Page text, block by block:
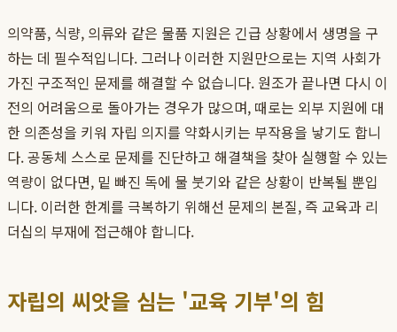
의약품, 식량, 의류와 같은 물품 지원은 긴급 상황에서 생명을 구
하는 데 필수적입니다. 그러나 이러한 지원만으로는 지역 사회가
가진 구조적인 문제를 해결할 수 없습니다. 원조가 끝나면 다시 이
전의 어려움으로 돌아가는 경우가 많으며, 때로는 외부 지원에 대
한 의존성을 키워 자립 의지를 약화시키는 부작용을 낳기도 합니
다. 공동체 스스로 문제를 진단하고 해결책을 찾아 실행할 수 있는
역량이 없다면, 밑 빠진 독에 물 붓기와 같은 상황이 반복될 뿐입
니다. 이러한 한계를 극복하기 위해선 문제의 본질, 즉 교육과 리
더십의 부재에 접근해야 합니다.
자립의 씨앗을 심는 '교육 기부'의 힘